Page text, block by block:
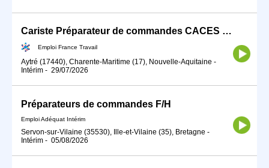
Cariste Préparateur de commandes CACES R489 - 3 (H/F)
Emploi France Travail
Aytré (17440), Charente-Maritime (17), Nouvelle-Aquitaine -
Intérim - 29/07/2026
Préparateurs de commandes F/H
Emploi Adéquat Intérim
Servon-sur-Vilaine (35530), Ille-et-Vilaine (35), Bretagne -
Intérim - 05/08/2026